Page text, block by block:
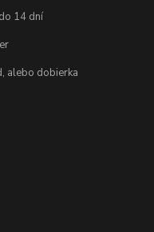
14 dní
alebo dobierka